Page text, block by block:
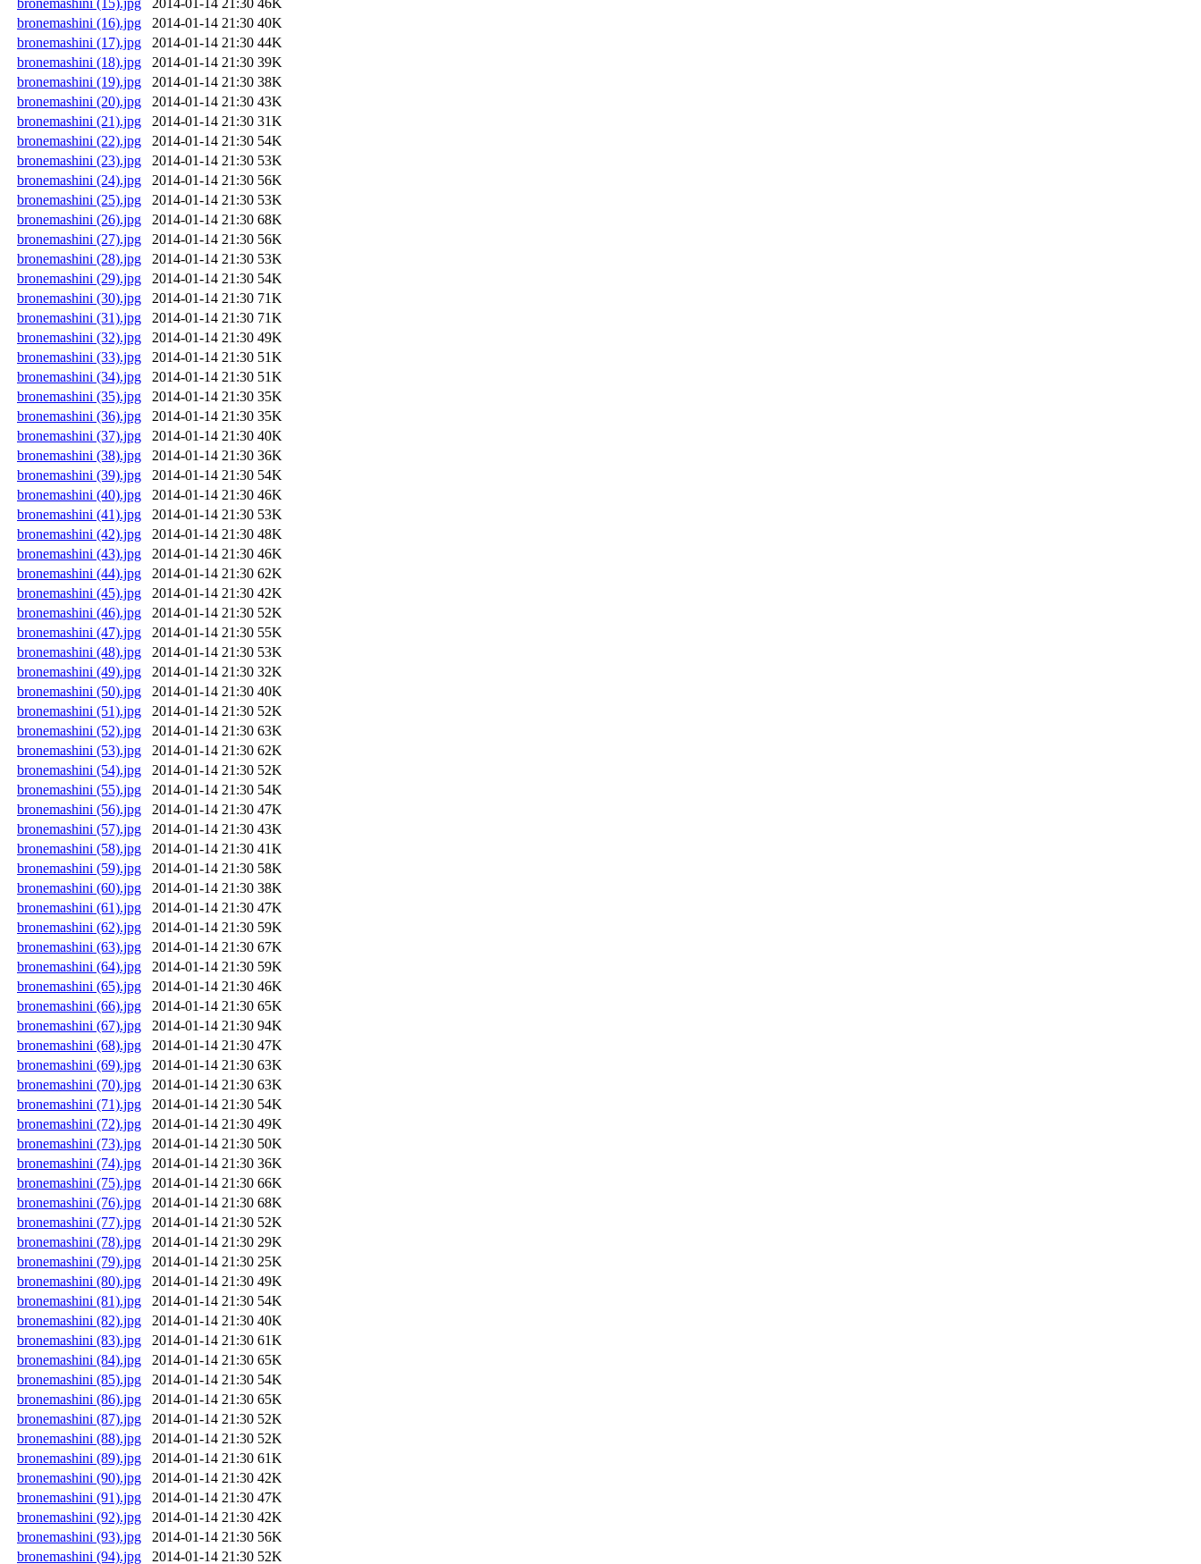
bronemashini (15).jpg
2014-01-14 21:30 46K
bronemashini (16).jpg
2014-01-14 21:30 40K
bronemashini (17).jpg
2014-01-14 21:30 44K
bronemashini (18).jpg
2014-01-14 21:30 39K
bronemashini (19).jpg
2014-01-14 21:30 38K
bronemashini (20).jpg
2014-01-14 21:30 43K
bronemashini (21).jpg
2014-01-14 21:30 31K
bronemashini (22).jpg
2014-01-14 21:30 54K
bronemashini (23).jpg
2014-01-14 21:30 53K
bronemashini (24).jpg
2014-01-14 21:30 56K
bronemashini (25).jpg
2014-01-14 21:30 53K
bronemashini (26).jpg
2014-01-14 21:30 68K
bronemashini (27).jpg
2014-01-14 21:30 56K
bronemashini (28).jpg
2014-01-14 21:30 53K
bronemashini (29).jpg
2014-01-14 21:30 54K
bronemashini (30).jpg
2014-01-14 21:30 71K
bronemashini (31).jpg
2014-01-14 21:30 71K
bronemashini (32).jpg
2014-01-14 21:30 49K
bronemashini (33).jpg
2014-01-14 21:30 51K
bronemashini (34).jpg
2014-01-14 21:30 51K
bronemashini (35).jpg
2014-01-14 21:30 35K
bronemashini (36).jpg
2014-01-14 21:30 35K
bronemashini (37).jpg
2014-01-14 21:30 40K
bronemashini (38).jpg
2014-01-14 21:30 36K
bronemashini (39).jpg
2014-01-14 21:30 54K
bronemashini (40).jpg
2014-01-14 21:30 46K
bronemashini (41).jpg
2014-01-14 21:30 53K
bronemashini (42).jpg
2014-01-14 21:30 48K
bronemashini (43).jpg
2014-01-14 21:30 46K
bronemashini (44).jpg
2014-01-14 21:30 62K
bronemashini (45).jpg
2014-01-14 21:30 42K
bronemashini (46).jpg
2014-01-14 21:30 52K
bronemashini (47).jpg
2014-01-14 21:30 55K
bronemashini (48).jpg
2014-01-14 21:30 53K
bronemashini (49).jpg
2014-01-14 21:30 32K
bronemashini (50).jpg
2014-01-14 21:30 40K
bronemashini (51).jpg
2014-01-14 21:30 52K
bronemashini (52).jpg
2014-01-14 21:30 63K
bronemashini (53).jpg
2014-01-14 21:30 62K
bronemashini (54).jpg
2014-01-14 21:30 52K
bronemashini (55).jpg
2014-01-14 21:30 54K
bronemashini (56).jpg
2014-01-14 21:30 47K
bronemashini (57).jpg
2014-01-14 21:30 43K
bronemashini (58).jpg
2014-01-14 21:30 41K
bronemashini (59).jpg
2014-01-14 21:30 58K
bronemashini (60).jpg
2014-01-14 21:30 38K
bronemashini (61).jpg
2014-01-14 21:30 47K
bronemashini (62).jpg
2014-01-14 21:30 59K
bronemashini (63).jpg
2014-01-14 21:30 67K
bronemashini (64).jpg
2014-01-14 21:30 59K
bronemashini (65).jpg
2014-01-14 21:30 46K
bronemashini (66).jpg
2014-01-14 21:30 65K
bronemashini (67).jpg
2014-01-14 21:30 94K
bronemashini (68).jpg
2014-01-14 21:30 47K
bronemashini (69).jpg
2014-01-14 21:30 63K
bronemashini (70).jpg
2014-01-14 21:30 63K
bronemashini (71).jpg
2014-01-14 21:30 54K
bronemashini (72).jpg
2014-01-14 21:30 49K
bronemashini (73).jpg
2014-01-14 21:30 50K
bronemashini (74).jpg
2014-01-14 21:30 36K
bronemashini (75).jpg
2014-01-14 21:30 66K
bronemashini (76).jpg
2014-01-14 21:30 68K
bronemashini (77).jpg
2014-01-14 21:30 52K
bronemashini (78).jpg
2014-01-14 21:30 29K
bronemashini (79).jpg
2014-01-14 21:30 25K
bronemashini (80).jpg
2014-01-14 21:30 49K
bronemashini (81).jpg
2014-01-14 21:30 54K
bronemashini (82).jpg
2014-01-14 21:30 40K
bronemashini (83).jpg
2014-01-14 21:30 61K
bronemashini (84).jpg
2014-01-14 21:30 65K
bronemashini (85).jpg
2014-01-14 21:30 54K
bronemashini (86).jpg
2014-01-14 21:30 65K
bronemashini (87).jpg
2014-01-14 21:30 52K
bronemashini (88).jpg
2014-01-14 21:30 52K
bronemashini (89).jpg
2014-01-14 21:30 61K
bronemashini (90).jpg
2014-01-14 21:30 42K
bronemashini (91).jpg
2014-01-14 21:30 47K
bronemashini (92).jpg
2014-01-14 21:30 42K
bronemashini (93).jpg
2014-01-14 21:30 56K
bronemashini (94).jpg
2014-01-14 21:30 52K